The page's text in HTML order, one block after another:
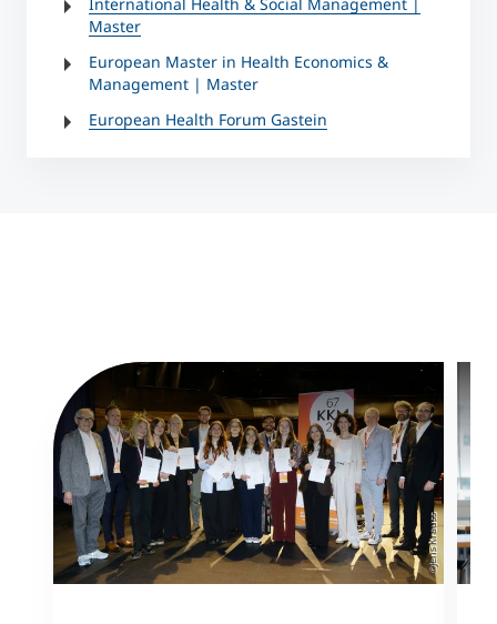
Master
European Master in Health Economics &
Management | Master
European Health Forum Gastein
©Jens Krauss